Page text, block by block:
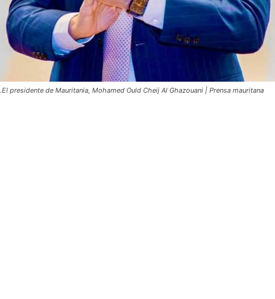
El presidente de Mauritania, Mohamed Ould Cheij Al Ghazouani | Prensa mauritana.